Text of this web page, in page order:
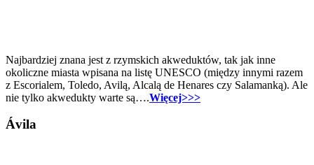
Najbardziej znana jest z rzymskich akweduktów, tak jak inne
okoliczne miasta wpisana na listę UNESCO (między innymi razem
z Escorialem, Toledo, Avilą, Alcalą de Henares czy Salamanką). Ale
nie tylko akwedukty warte są….Więcej>>>
Ávila